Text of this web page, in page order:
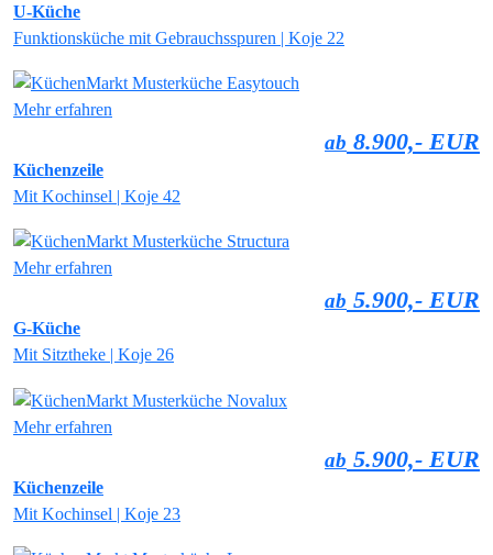
U-Küche
Funktionsküche mit Gebrauchsspuren | Koje 22
Mehr erfahren
ab 8.900,- EUR
Küchenzeile
Mit Kochinsel | Koje 42
Mehr erfahren
ab 5.900,- EUR
G-Küche
Mit Sitztheke | Koje 26
Mehr erfahren
ab 5.900,- EUR
Küchenzeile
Mit Kochinsel | Koje 23